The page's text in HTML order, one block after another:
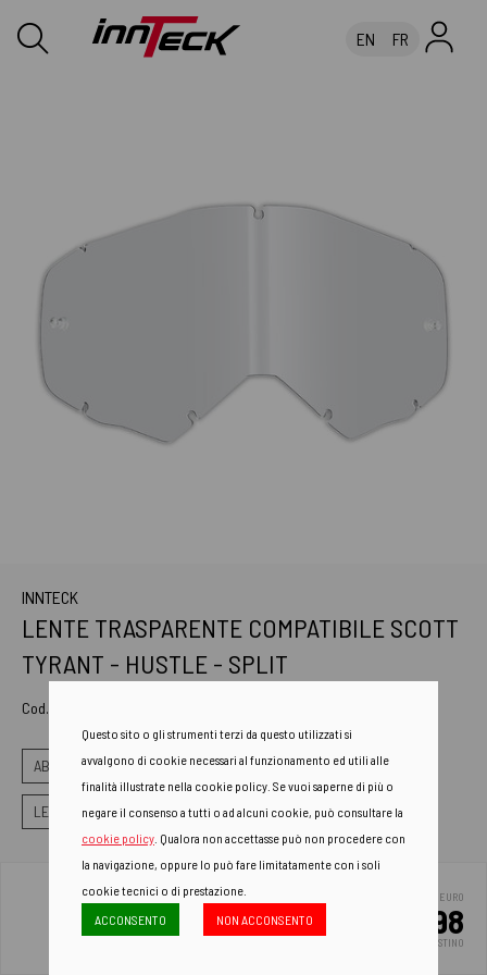
EN FR
INNTECK
LENTE TRASPARENTE COMPATIBILE SCOTT
TYRANT - HUSTLE - SPLIT
Cod. Art.
ABBIGLIAMENTO E PROTEZIONI LENTI RICAMBI
LENTI SCOTT
EURO
10.98
PREZZO DI LISTINO
Questo sito o gli strumenti terzi da questo utilizzati si
avvalgono di cookie necessari al funzionamento ed utili alle
finalità illustrate nella cookie policy. Se vuoi saperne di più o
negare il consenso a tutti o ad alcuni cookie, può consultare la
cookie policy . Qualora non accettasse può non procedere con
la navigazione, oppure lo può fare limitatamente con i soli
cookie tecnici o di prestazione.
ACCONSENTO
NON ACCONSENTO